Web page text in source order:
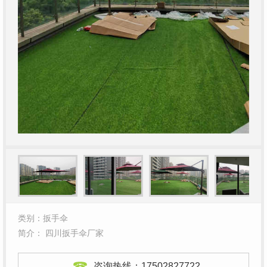
类别：扳手伞
简介： 四川扳手伞厂家